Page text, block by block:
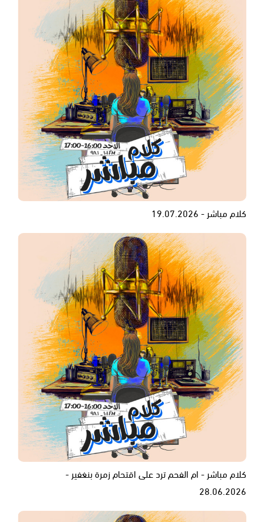
كلام مباشر - 19.07.2026
كلام مباشر - ام الفحم ترد على اقتحام زمرة بنغفير -
28.06.2026